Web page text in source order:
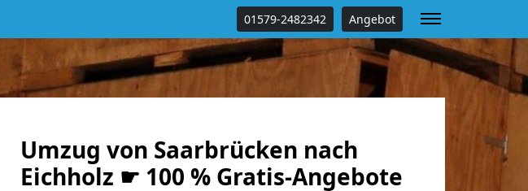
01579-2482342 Angebot
Umzug von Saarbrücken nach
Eichholz ☛ 100 % Gratis-Angebote